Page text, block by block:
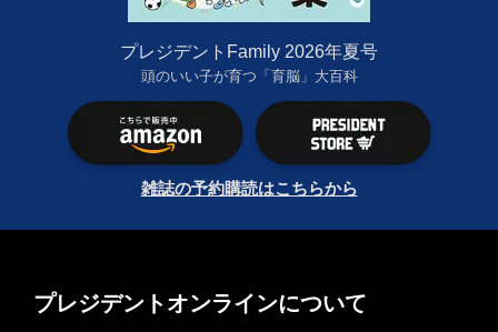
プレジデントFamily 2026年夏号
頭のいい子が育つ「育脳」大百科
雑誌の予約購読はこちらから
プレジデントオンラインについて